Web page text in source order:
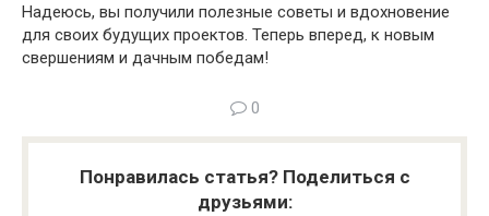
Надеюсь, вы получили полезные советы и вдохновение
для своих будущих проектов. Теперь вперед, к новым
свершениям и дачным победам!
0
Понравилась статья? Поделиться с
друзьями: